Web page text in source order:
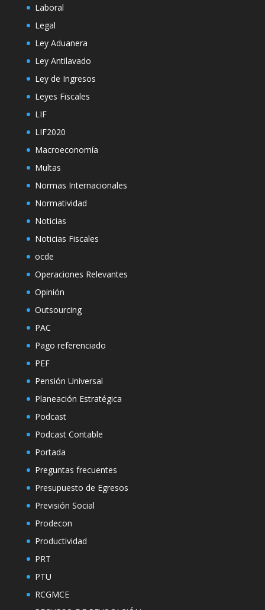
Laboral
Legal
Ley Aduanera
Ley Antilavado
Ley de Ingresos
Leyes Fiscales
LIF
LIF2020
Macroeconomía
Multas
Normas Internacionales
Normatividad
Noticias
Noticias Fiscales
ocde
Operaciones Relevantes
Opinión
Outsourcing
PAC
Pago referenciado
PEF
Pensión Universal
Planeación Estratégica
Podcast
Podcast Contable
Portada
Preguntas frecuentes
Presupuesto de Egresos
Previsión Social
Prodecon
Productividad
PRT
PTU
RCGMCE